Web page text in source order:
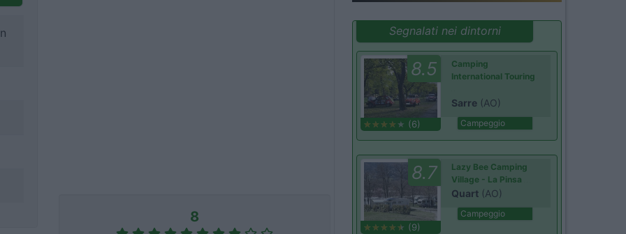
8
Segnalati nei dintorni
8.5
(6)
Camping
International Touring
Sarre (AO)
Campeggio
8.7
(9)
Lazy Bee Camping
Village - La Pinsa
Quart (AO)
Campeggio